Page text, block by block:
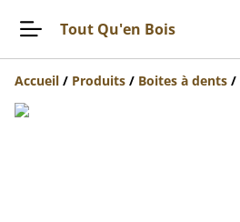
Tout Qu'en Bois
Accueil / Produits / Boites à dents /